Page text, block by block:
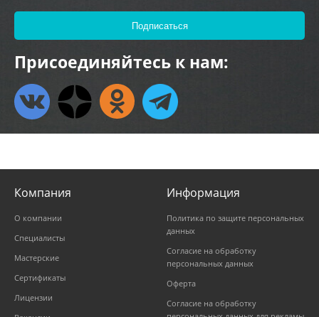
Присоединяйтесь к нам:
Компания
О компании
Специалисты
Мастерские
Сертификаты
Лицензии
Информация
Политика по защите персональных
данных
Согласие на обработку
персональных данных
Оферта
Согласие на обработку